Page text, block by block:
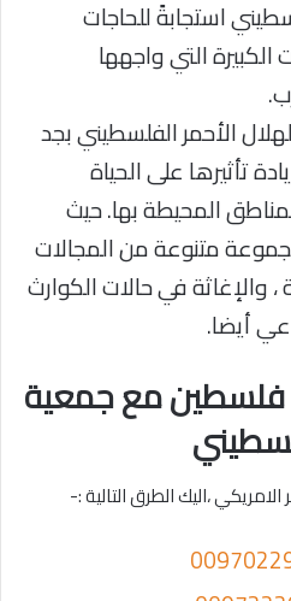
استجابةً للحاجات
الكبيرة التي واجهها
الأحمر الفلسطيني بجد
تأثيرها على الحياة
المحيطة بها. حيث
متنوعة من المجالات
والإغاثة في حالات الكوارث
أيضا.
فلسطين مع جمعية
،اليك الطرق التالية :-